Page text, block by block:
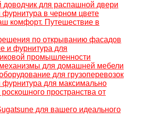
доводчик для распашной двери
в черном цвете
комфорт. Путешествие в
по открыванию фасадов
и фурнитура для
промышленности
для домашней мебели
для грузоперевозок
для максимально
пространства от
для вашего идеального